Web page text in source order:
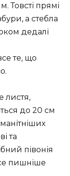
Товсті прямі
а стебла
дедалі
те, що
листя,
до 20 см
та
півонія
пишніше